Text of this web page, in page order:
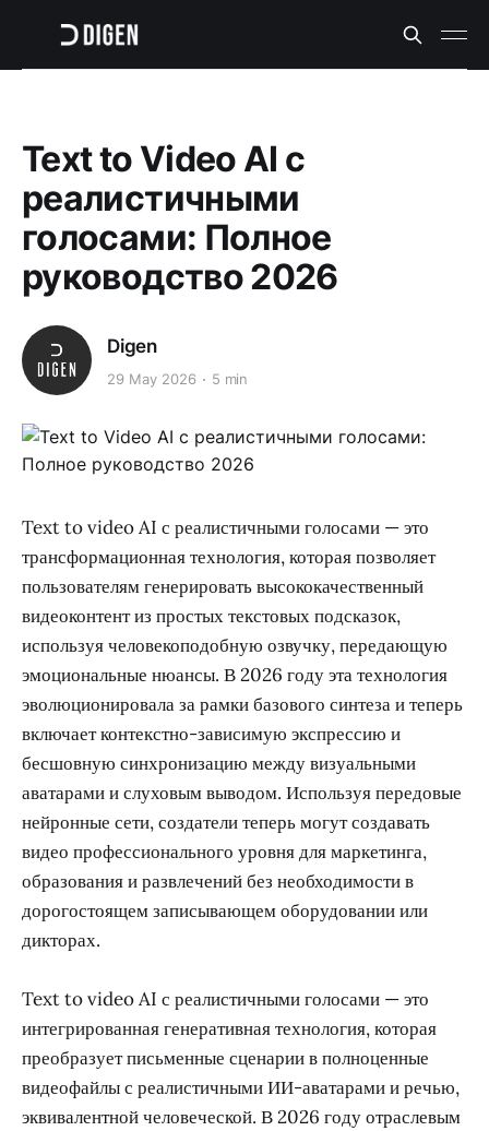
Text to Video AI с
реалистичными
голосами: Полное
руководство 2026
Digen
29 May 2026 5 min
Text to video AI с реалистичными голосами — это
трансформационная технология, которая позволяет
пользователям генерировать высококачественный
видеоконтент из простых текстовых подсказок,
используя человекоподобную озвучку, передающую
эмоциональные нюансы. В 2026 году эта технология
эволюционировала за рамки базового синтеза и теперь
включает контекстно-зависимую экспрессию и
бесшовную синхронизацию между визуальными
аватарами и слуховым выводом. Используя передовые
нейронные сети, создатели теперь могут создавать
видео профессионального уровня для маркетинга,
образования и развлечений без необходимости в
дорогостоящем записывающем оборудовании или
дикторах.
Text to video AI с реалистичными голосами — это
интегрированная генеративная технология, которая
преобразует письменные сценарии в полноценные
видеофайлы с реалистичными ИИ-аватарами и речью,
эквивалентной человеческой. В 2026 году отраслевым